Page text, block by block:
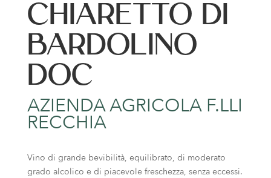
CHIARETTO DI
BARDOLINO
DOC
AZIENDA AGRICOLA F.LLI
RECCHIA
Vino di grande bevibilità, equilibrato, di moderato
grado alcolico e di piacevole freschezza, senza eccessi.